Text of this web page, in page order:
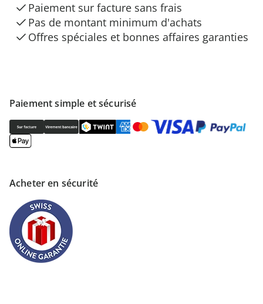
Paiement simple et sécurisé
Acheter en sécurité
Paiement sur facture sans frais
Pas de montant minimum d'achats
Offres spéciales et bonnes affaires garanties